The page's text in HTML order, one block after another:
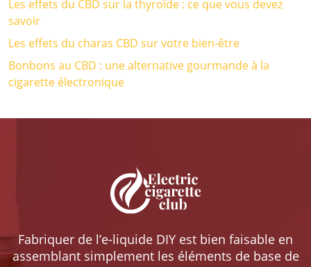
Les effets du CBD sur la thyroïde : ce que vous devez
savoir
Les effets du charas CBD sur votre bien-être
Bonbons au CBD : une alternative gourmande à la
cigarette électronique
Fabriquer de l’e-liquide DIY est bien faisable en
assemblant simplement les éléments de base de